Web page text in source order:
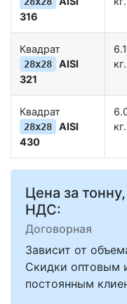
316
Квадрат
28х28
AISI
321
кг.
Квадрат
28х28
AISI
430
кг.
Цена за
НДС:
Договорная
Зависит от
Скидки оптовым
постоянным